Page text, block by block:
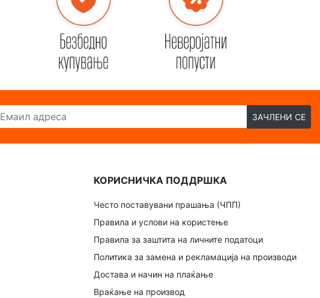
адреса
ЗАЧЛЕНИ СЕ
КОРИСНИЧКА ПОДДРШКА
Често поставувани прашања (ЧПП)
Правила и услови на користење
Правила за заштита на личните податоци
Политика за замена и рекламација на производи
Достава и начин на плаќање
Враќање на производ